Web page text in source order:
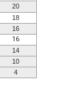
20
18
16
16
14
10
4